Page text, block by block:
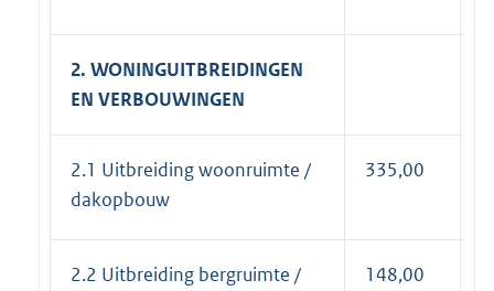
2. WONINGUITBREIDINGEN
EN VERBOUWINGEN
2.1 Uitbreiding woonruimte /
dakopbouw
335,00
2.2 Uitbreiding bergruimte / 148,00